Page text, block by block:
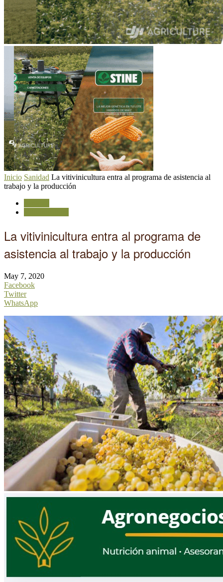
Inicio Sanidad La vitivinicultura entra al programa de asistencia al
trabajo y la producción
La vitivinicultura entra al programa de
asistencia al trabajo y la producción
May 7, 2020
Facebook
Twitter
WhatsApp